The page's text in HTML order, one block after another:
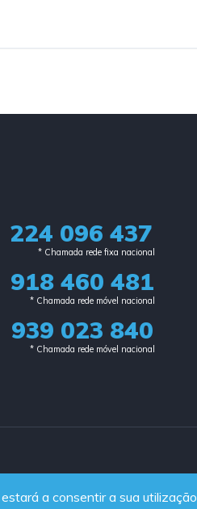
224 096 437
* Chamada rede fixa nacional​
918 460 481
* Chamada rede móvel nacional
939 023 840​
* Chamada rede móvel nacional
a consentir a sua utilização.